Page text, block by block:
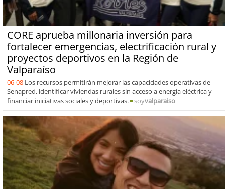
CORE aprueba millonaria inversión para
fortalecer emergencias, electrificación rural y
proyectos deportivos en la Región de
Valparaíso
06-08 Los recursos permitirán mejorar las capacidades operativas de
Senapred, identificar viviendas rurales sin acceso a energía eléctrica y
financiar iniciativas sociales y deportivas.
soyvalparaiso